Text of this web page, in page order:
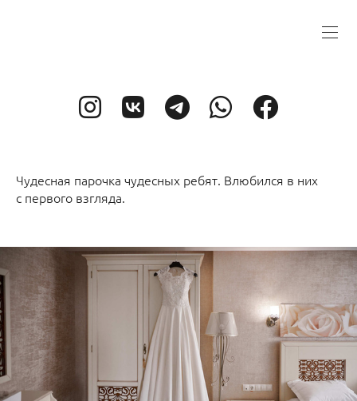
Чудесная парочка чудесных ребят. Влюбился в них
с первого взгляда.